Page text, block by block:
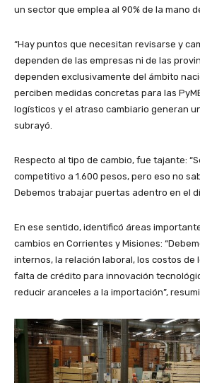
un sector que emplea al 90% de la mano
“Hay puntos que necesitan revisarse y
dependen de las empresas ni de las
dependen exclusivamente del ámbito
perciben medidas concretas para las
logísticos y el atraso cambiario generan
subrayó.
Respecto al tipo de cambio, fue tajante:
competitivo a 1.600 pesos, pero eso no
Debemos trabajar puertas adentro en el
En ese sentido, identificó áreas
cambios en Corrientes y Misiones:
internos, la relación laboral, los costos de
falta de crédito para innovación
reducir aranceles a la importación”,